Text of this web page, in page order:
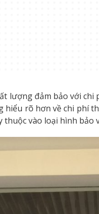
lượng đảm bảo với
hiểu rõ hơn về chi phí
thuộc vào loại hình